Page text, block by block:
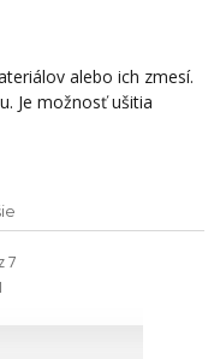
alebo ich zmesí.
Je možnosť ušitia
7